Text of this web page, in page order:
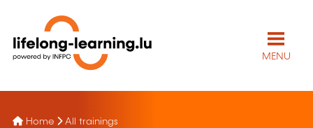
MENU
Home All trainings